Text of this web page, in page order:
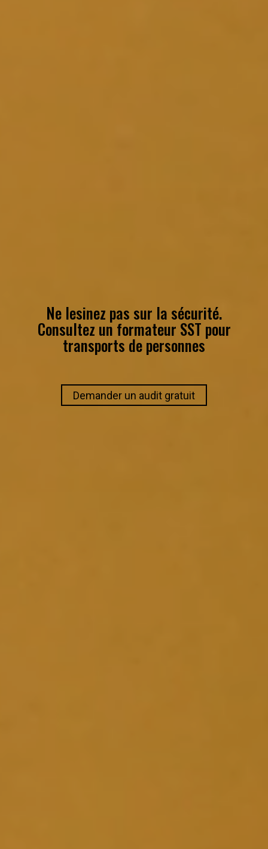
Ne lesinez pas sur la sécurité.
Consultez un formateur SST pour
transports de personnes
Demander un audit gratuit